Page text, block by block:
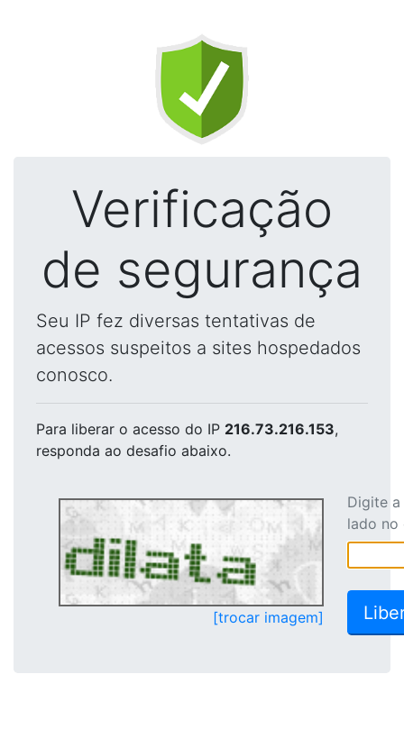
Verificação
de segurança
Seu IP fez diversas tentativas de
acessos suspeitos a sites hospedados
conosco.
Para liberar o acesso do IP 216.73.216.153,
responda ao desafio abaixo.
[trocar imagem]
Digite
lado no